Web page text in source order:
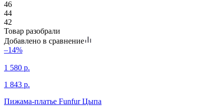
46
44
42
Товар разобрали
Добавлено в сравнение
–14%
1 580 р.
1 843 р.
Пижама-платье Funfur Цыпа